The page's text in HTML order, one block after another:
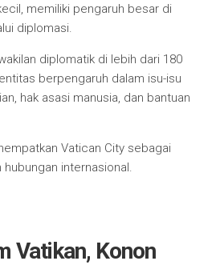
memiliki pengaruh besar di
diplomasi.
diplomatik di lebih dari 180
berpengaruh dalam isu-isu
hak asasi manusia, dan bantuan
Vatican City sebagai
internasional.
Vatikan, Konon